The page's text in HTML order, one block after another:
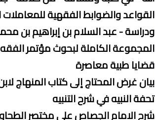
القواعد والضوابط الفقهية للمعاملات
ودراسة - عبد السلام بن إبراهيم بن
المجموعة الكاملة لبحوث مؤتمر الفقه
قضايا طبية معاصرة
بيان غرض المحتاج إلى كتاب المنهاج
تحفة النبيه في شرح التنبيه
شرح الامام الجصاص علي مختصر